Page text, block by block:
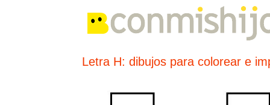
Letra H: dibujos para colorear e